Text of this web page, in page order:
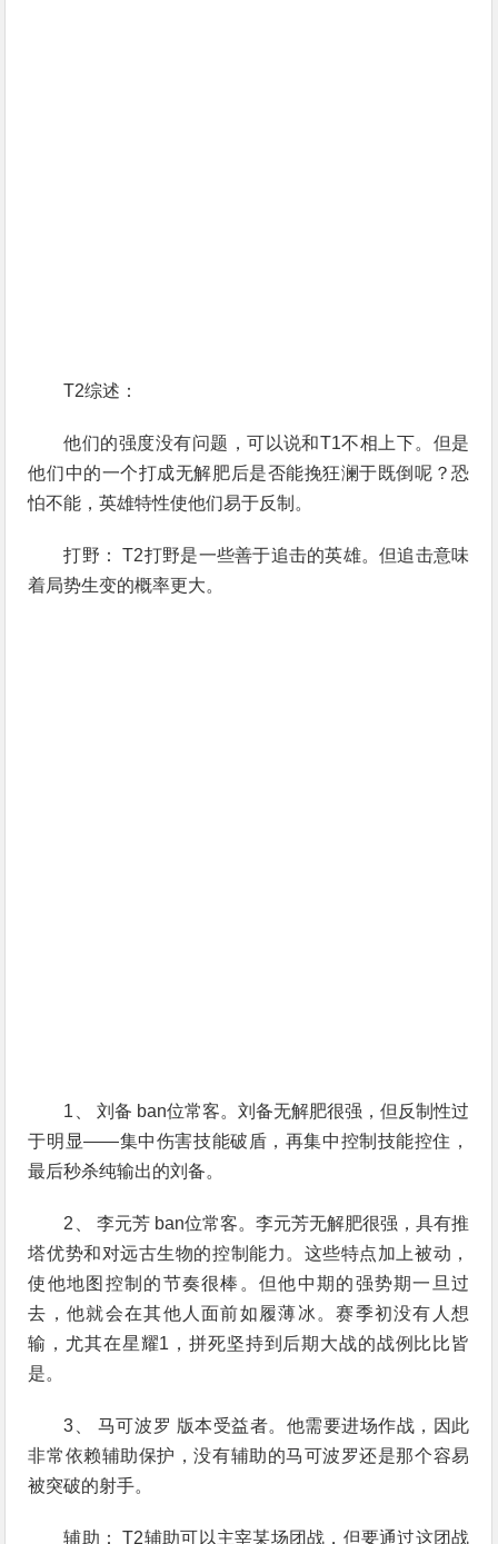
T2综述：
他们的强度没有问题，可以说和T1不相上下。但是
他们中的一个打成无解肥后是否能挽狂澜于既倒呢？恐
怕不能，英雄特性使他们易于反制。
打野： T2打野是一些善于追击的英雄。但追击意味
着局势生变的概率更大。
1、 刘备 ban位常客。刘备无解肥很强，但反制性过
于明显——集中伤害技能破盾，再集中控制技能控住，
最后秒杀纯输出的刘备。
2、 李元芳 ban位常客。李元芳无解肥很强，具有推
塔优势和对远古生物的控制能力。这些特点加上被动，
使他地图控制的节奏很棒。但他中期的强势期一旦过
去，他就会在其他人面前如履薄冰。赛季初没有人想
输，尤其在星耀1，拼死坚持到后期大战的战例比比皆
是。
3、 马可波罗 版本受益者。他需要进场作战，因此
非常依赖辅助保护，没有辅助的马可波罗还是那个容易
被突破的射手。
辅助： T2辅助可以主宰某场团战，但要通过这团战